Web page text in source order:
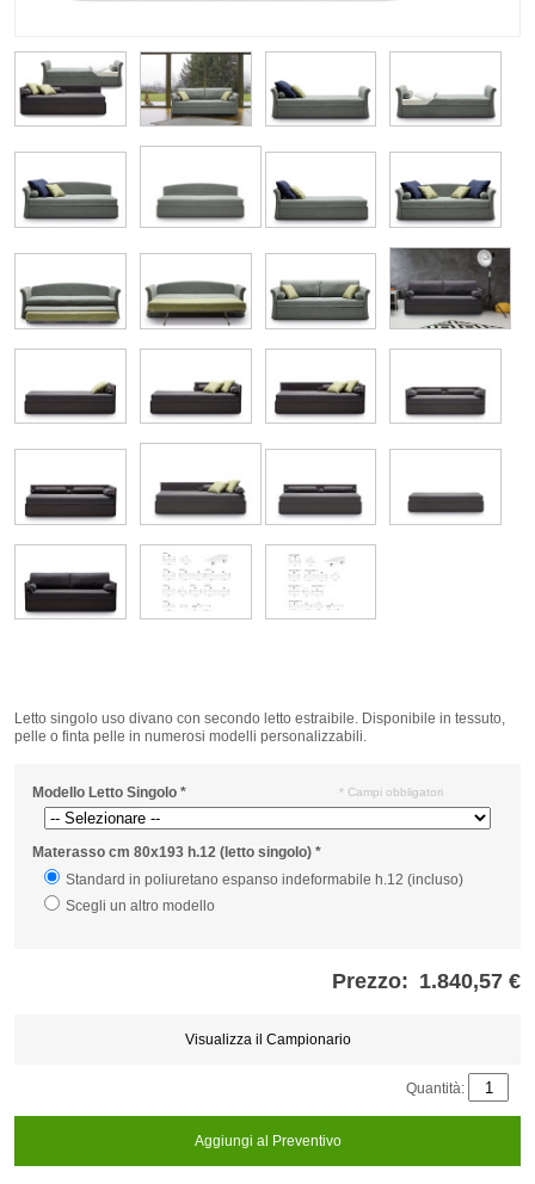
Letto singolo uso divano con secondo letto estraibile. Disponibile in tessuto,
pelle o finta pelle in numerosi modelli personalizzabili.
Modello Letto Singolo *
Materasso cm 80x193 h.12 (letto singolo) *
Standard in poliuretano espanso indeformabile h.12 (incluso)
Scegli un altro modello
* Campi obbligatori
Prezzo: 1.840,57 €
Visualizza il Campionario
Quantità:
Aggiungi al Preventivo